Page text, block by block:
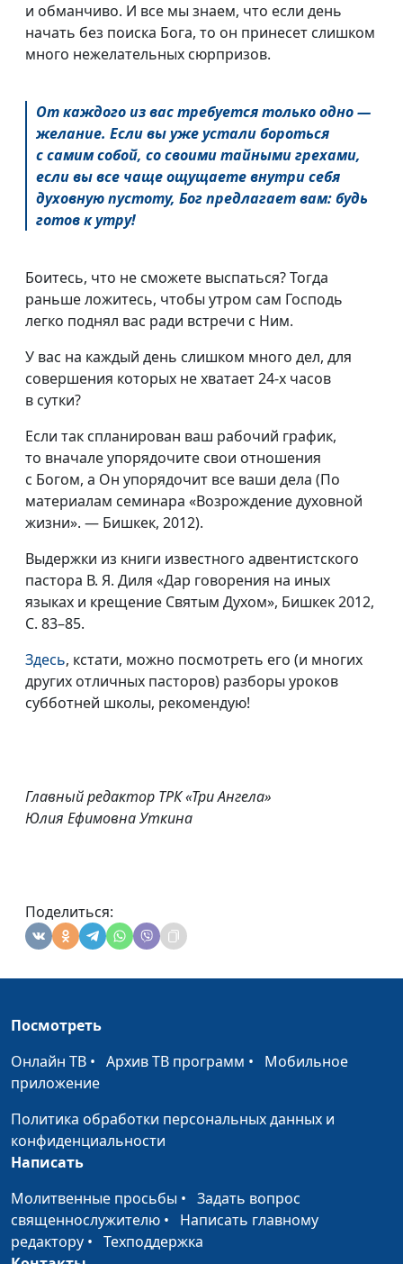
и обманчиво. И все мы знаем, что если день
начать без поиска Бога, то он принесет слишком
много нежелательных сюрпризов.
От каждого из вас требуется только одно —
желание. Если вы уже устали бороться
с самим собой, со своими тайными грехами,
если вы все чаще ощущаете внутри себя
духовную пустоту, Бог предлагает вам: будь
готов к утру!
Боитесь, что не сможете выспаться? Тогда
раньше ложитесь, чтобы утром сам Господь
легко поднял вас ради встречи с Ним.
У вас на каждый день слишком много дел, для
совершения которых не хватает24-х часов
в сутки?
Если так спланирован ваш рабочий график,
то вначале упорядочите свои отношения
с Богом, а Он упорядочит все ваши дела (По
материалам семинара «Возрождение духовной
жизни». — Бишкек, 2012).
Выдержки из книги известного адвентистского
пастора В. Я. Диля «Дар говорения на иных
языках и крещение Святым Духом», Бишкек 2012,
С. 83–85.
Здесь, кстати, можно посмотреть его (и многих
других отличных пасторов) разборы уроков
субботней школы, рекомендую!
Главный редактор ТРК «Три Ангела»
Юлия Ефимовна Уткина
Поделиться:
Посмотреть
Онлайн ТВ • Архив ТВ программ • Мобильное
приложение
Политика обработки персональных данных и
конфиденциальности
Написать
Молитвенные просьбы • Задать вопрос
священнослужителю • Написать главному
редактору • Техподдержка